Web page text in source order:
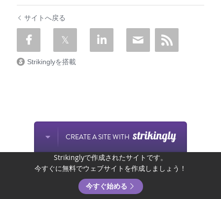
サイトへ戻る
Strikinglyを搭載
CREATE A SITE WITH
Strikinglyで作成されたサイトです。
今すぐに無料でウェブサイトを作成しましょう！
今すぐ始める